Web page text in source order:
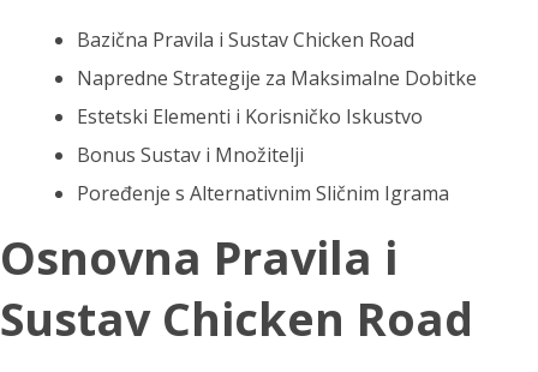
Bazična Pravila i Sustav Chicken Road
Napredne Strategije za Maksimalne Dobitke
Estetski Elementi i Korisničko Iskustvo
Bonus Sustav i Množitelji
Poređenje s Alternativnim Sličnim Igrama
Osnovna Pravila i
Sustav Chicken Road